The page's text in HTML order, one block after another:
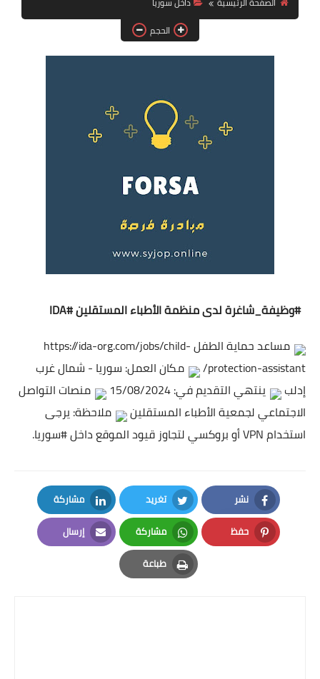
فرص عمل في العراق
فرص عمل في اليمن
دورات تدريبية
الحجم
#وظيفة_شاغرةلدى منظمة الأطباء المستقلين#IDA
مساعد حماية الطفلhttps://ida-org.com/jobs/child-
protection-assistant/
مكان العمل: سوريا - شمال غرب
إدلب
ينتهي التقديم في: 15/08/2024
منصات التواصل
الاجتماعي لجمعية الأطباء المستقلين
ملاحظة: يرجى
استخدام VPN أو بروكسي لتجاوز قيود الموقع داخل
#سوريا.
نشر
Facebook
تغريد
Twitter
مشاركة
LinkedIn
حفظ
Pinterest
مشاركة
Whatsapp
إرسال
Email
طباعة
Print